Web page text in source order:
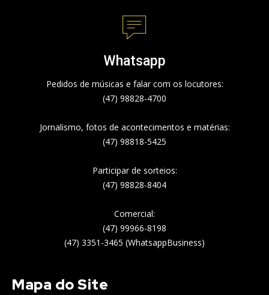
Whatsapp
Pedidos de músicas e falar com os locutores:
(47) 98828-4700
Jornalismo, fotos de acontecimentos e matérias:
(47) 98818-5425
Participar de sorteios:
(47) 98828-8404
Comercial:
(47) 99966-8198
(47) 3351-3465 (WhatsappBusiness)
Mapa do Site